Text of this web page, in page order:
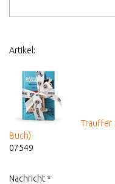
Artikel:
Trauffer
Buch)
07549
Nachricht *